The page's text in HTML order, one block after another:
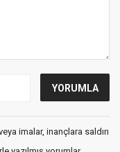
imalar, inançlara saldırı